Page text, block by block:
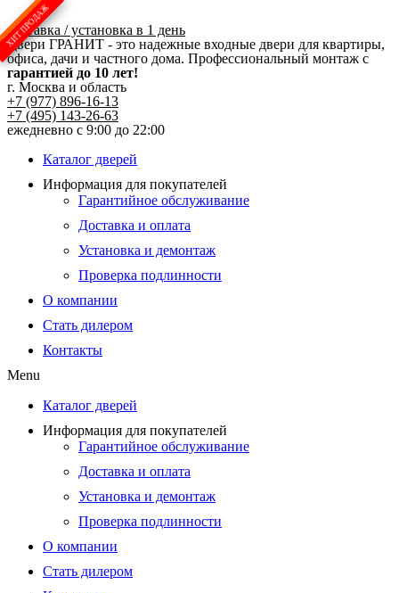
Перейти
к
содержимому
доставка / установка в 1 день
Двери ГРАНИТ - это надежные входные двери для квартиры,
офиса, дачи и частного дома. Профессиональный монтаж с
гарантией до 10 лет!
г. Москва и область
+7 (977) 896-16-13
+7 (495) 143-26-63
ежедневно с 9:00 до 22:00
Каталог дверей
Информация для покупателей
Гарантийное обслуживание
Доставка и оплата
Установка и демонтаж
Проверка подлинности
О компании
Стать дилером
Контакты
Menu
Каталог дверей
Информация для покупателей
Гарантийное обслуживание
Доставка и оплата
Установка и демонтаж
Проверка подлинности
О компании
Стать дилером